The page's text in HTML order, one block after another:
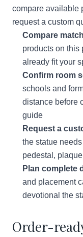
compare available
request a custom
Compare
products on this
already fit your
Confirm room
schools and
distance before
guide
Request a
the statue
pedestal,
Plan complete
and placement
devotional the
Order-